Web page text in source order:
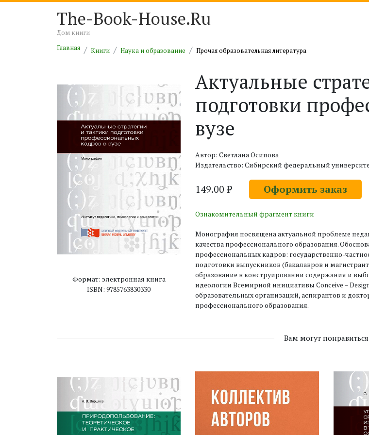
The-Book-House.Ru
Дом книги
Главная
Книги Наука и образование Прочая образовательная литература
Формат: электронная книга
ISBN: 9785763830330
Актуальные
подготовки
вузе
Автор: Светлана Осипова
Издательство: Сибирский федеральный
149.00 ₽ Оформить заказ
Ознакомительный фрагмент книги
Монография посвящена актуальной проблеме
качества профессионального образования.
профессиональных кадров: государственно-
подготовки выпускников (бакалавров и
образование в конструировании содержания и
идеологии Всемирной инициативы Conceive –
образовательных организаций, аспирантов и
профессионального образования.
Вам могут понравиться